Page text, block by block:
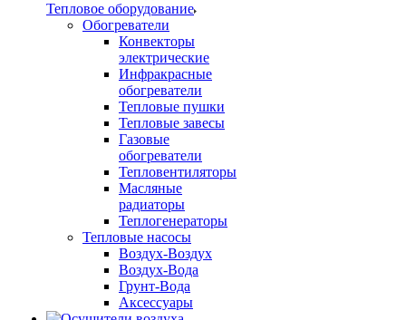
Тепловое оборудование
Обогреватели
Конвекторы
электрические
Инфракрасные
обогреватели
Тепловые пушки
Тепловые завесы
Газовые
обогреватели
Тепловентиляторы
Масляные
радиаторы
Теплогенераторы
Тепловые насосы
Воздух-Воздух
Воздух-Вода
Грунт-Вода
Аксессуары